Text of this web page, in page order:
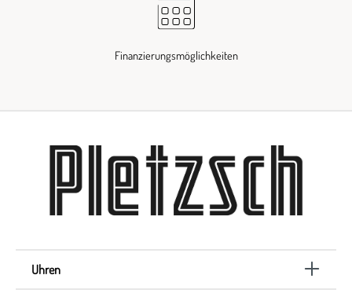
Finanzierungsmöglichkeiten
Uhren